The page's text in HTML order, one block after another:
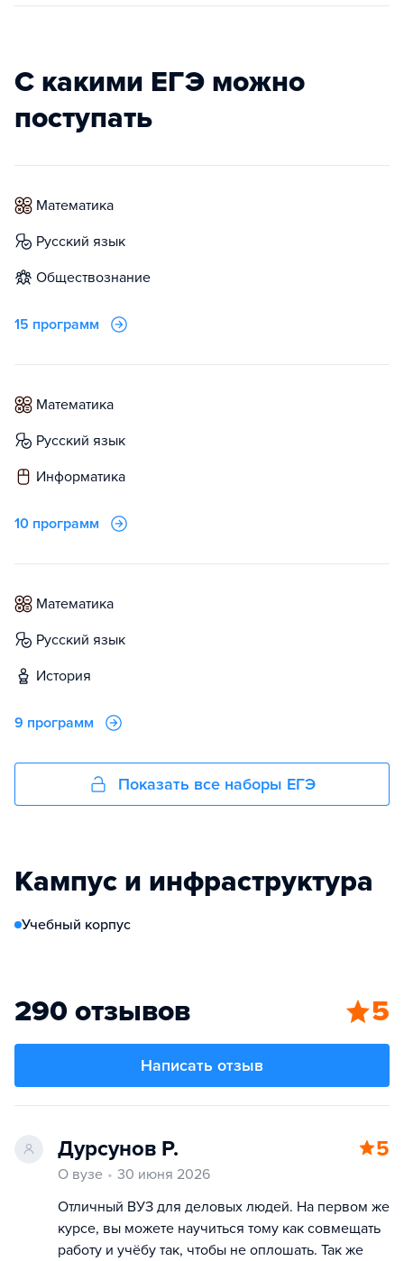
С какими ЕГЭ можно
поступать
математика
русский язык
обществознание
15 программ
математика
русский язык
информатика
10 программ
математика
русский язык
история
9 программ
Показать все наборы ЕГЭ
Кампус и инфраструктура
Учебный корпус
290 отзывов 5
Написать отзыв
Дурсунов Р. 5
О вузе
30 июня 2026
Отличный ВУЗ для деловых людей. На первом же
курсе, вы можете научиться тому как совмещать
работу и учёбу так, чтобы не оплошать. Так же